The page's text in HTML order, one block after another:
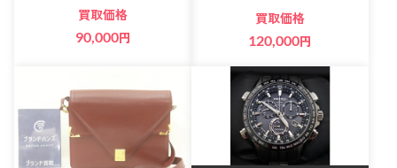
買取価格
90,000円
買取価格
120,000円